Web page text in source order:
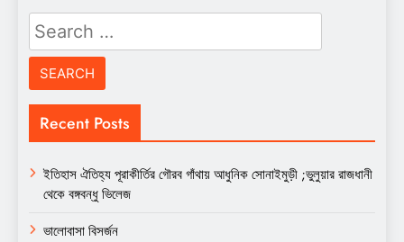
Search
for:
Recent Posts
ইতিহাস ঐতিহ্য পূরাকীর্তির গৌরব গাঁথায় আধুনিক সোনাইমুড়ী ;ভুলুয়ার রাজধানী
থেকে বঙ্গবন্ধু ভিলেজ
ভালোবাসা বিসর্জন